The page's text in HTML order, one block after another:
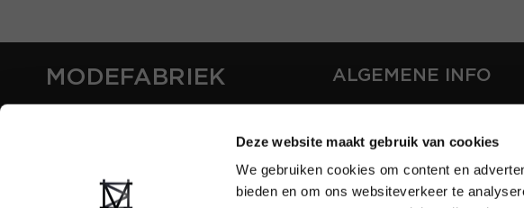
Deze website maakt gebruik van cookies
We gebruiken cookies om content en
bieden en om ons websiteverkeer te
MODEFABRIEK ALGEMENE INFO
CONTACT
PARTNERS
ADVERTEREN